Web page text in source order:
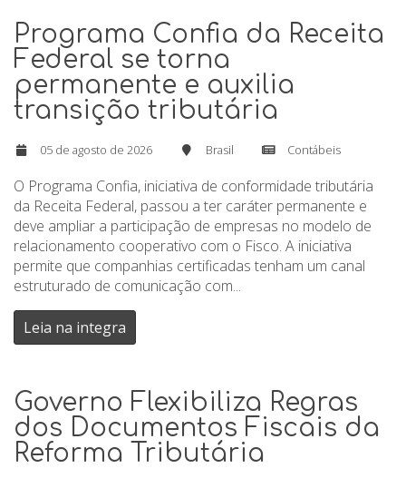
Programa Confia da Receita
Federal se torna
permanente e auxilia
transição tributária
05 de agosto de 2026 Brasil Contábeis
O Programa Confia, iniciativa de conformidade tributária
da Receita Federal, passou a ter caráter permanente e
deve ampliar a participação de empresas no modelo de
relacionamento cooperativo com o Fisco. A iniciativa
permite que companhias certificadas tenham um canal
estruturado de comunicação com...
Leia na integra
Governo Flexibiliza Regras
dos Documentos Fiscais da
Reforma Tributária